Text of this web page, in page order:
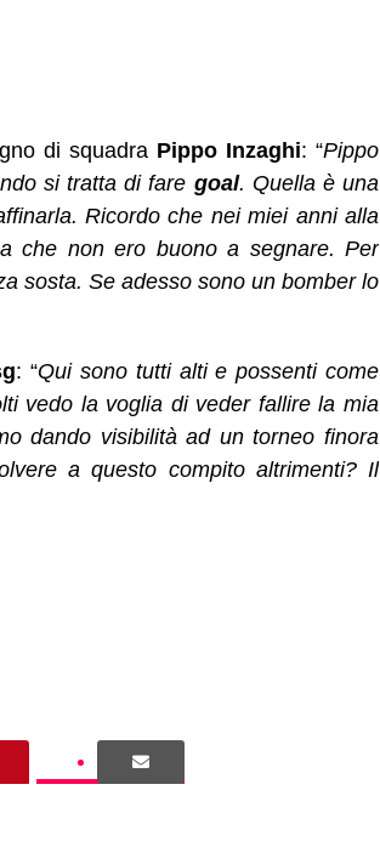
di squadra Pippo Inzaghi: “Pippo
si tratta di fare goal. Quella è una
Ricordo che nei miei anni alla
che non ero buono a segnare. Per
sosta. Se adesso sono un bomber lo
: “Qui sono tutti alti e possenti come
vedo la voglia di veder fallire la mia
dando visibilità ad un torneo finora
a questo compito altrimenti? Il